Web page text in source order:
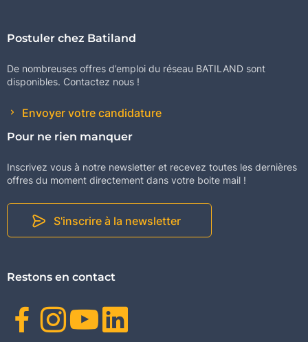
Postuler chez Batiland
De nombreuses offres d’emploi du réseau BATILAND sont
disponibles. Contactez nous !
Envoyer votre candidature
Pour ne rien manquer
Inscrivez vous à notre newsletter et recevez toutes les dernières
offres du moment directement dans votre boite mail !
S'inscrire à la newsletter
Restons en contact
Facebook
Instagram
Youtube